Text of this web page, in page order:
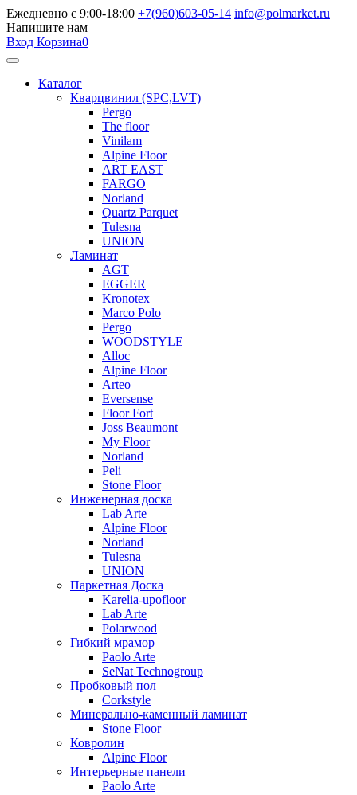
Ежедневно с 9:00-18:00 +7(960)603-05-14 info@polmarket.ru
Напишите нам
Вход Корзина0
Каталог
Кварцвинил (SPC,LVT)
Pergo
The floor
Vinilam
Alpine Floor
ART EAST
FARGO
Norland
Quartz Parquet
Tulesna
UNION
Ламинат
AGT
EGGER
Kronotex
Marco Polo
Pergo
WOODSTYLE
Alloc
Alpine Floor
Arteo
Eversense
Floor Fort
Joss Beaumont
My Floor
Norland
Peli
Stone Floor
Инженерная доска
Lab Arte
Alpine Floor
Norland
Tulesna
UNION
Паркетная Доска
Karelia-upofloor
Lab Arte
Polarwood
Гибкий мрамор
Paolo Arte
SeNat Technogroup
Пробковый пол
Corkstyle
Минерально-каменный ламинат
Stone Floor
Ковролин
Alpine Floor
Интерьерные панели
Paolo Arte